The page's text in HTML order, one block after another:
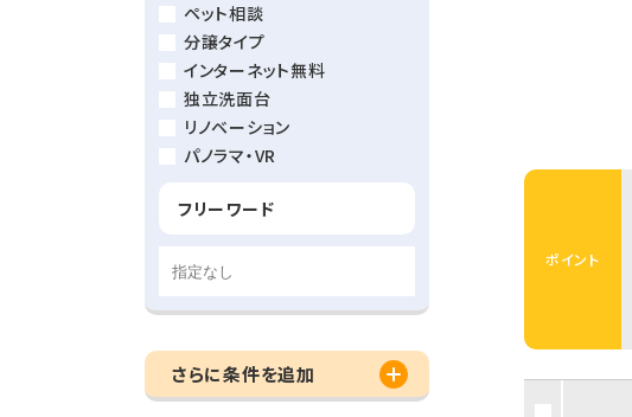
ペット相談
分譲タイプ
インターネット無料
独立洗面台
リノベーション
パノラマ・VR
フリーワード
さらに条件を追加
ポイント